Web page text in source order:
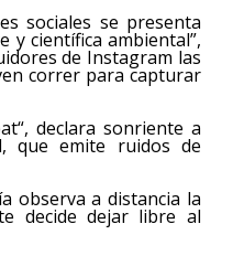
sociales se presenta
y científica ambiental”,
de Instagram las
correr para capturar
declara sonriente a
que emite ruidos de
observa a distancia la
decide dejar libre al